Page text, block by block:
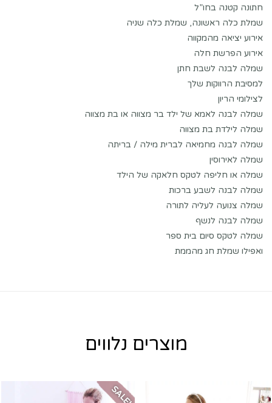
חתונה קטנה בחו”ל
שמלת כלה ראשונה, שמלת כלה שניה
אירוע יציאה מהמקווה
אירוע הפרשת חלה
שמלה לבנה לשבת חתן
למסיבת הרווקות שלך
לצילומי הריון
שמלה לבנה לאמא של ילד בר מצווה או בת מצווה
שמלה לילדת בת מצווה
שמלה לבנה מחמיאה לברית מילה / בריתה
שמלה לאירוסין
שמלה או חליפה לטקס חלאקה של הילד
שמלה לבנה לשבע ברכות
שמלה צנועה לעליה לתורה
שמלה לבנה לנשף
שמלה לטקס סיום בית ספר
ואפילו שמלת חג מהממת
מוצרים נלווים
SALE!